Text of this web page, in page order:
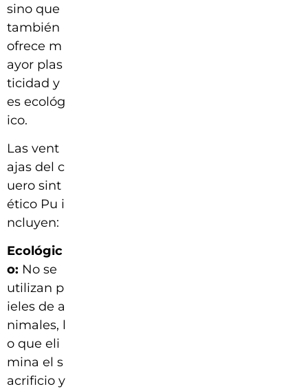
sino que
también
ofrece m
ayor plas
ticidad y
es ecológ
ico.
Las vent
ajas del c
uero sint
ético Pu i
ncluyen:
Ecológic
o: No se
utilizan p
ieles de a
nimales, l
o que eli
mina el s
acrificio y